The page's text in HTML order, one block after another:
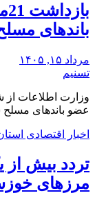
باندهای
مرداد ۱۵, ۱۴۰۵
تسنیم
عضو باندهای
اخبار اقتصادی
مرزهای